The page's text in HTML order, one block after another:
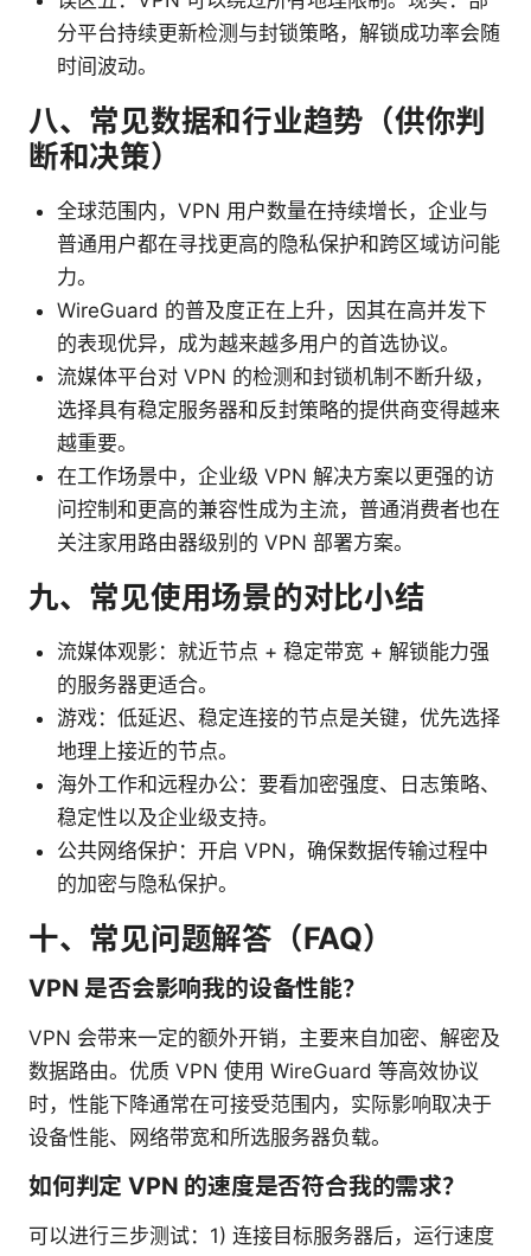
分平台持续更新检测与封锁策略，解锁成功率会随
时间波动。
八、常见数据和行业趋势（供你判
断和决策）
全球范围内，VPN 用户数量在持续增长，企业与
普通用户都在寻找更高的隐私保护和跨区域访问能
力。
WireGuard 的普及度正在上升，因其在高并发下
的表现优异，成为越来越多用户的首选协议。
流媒体平台对 VPN 的检测和封锁机制不断升级，
选择具有稳定服务器和反封策略的提供商变得越来
越重要。
在工作场景中，企业级 VPN 解决方案以更强的访
问控制和更高的兼容性成为主流，普通消费者也在
关注家用路由器级别的 VPN 部署方案。
九、常见使用场景的对比小结
流媒体观影：就近节点 + 稳定带宽 + 解锁能力强
的服务器更适合。
游戏：低延迟、稳定连接的节点是关键，优先选择
地理上接近的节点。
海外工作和远程办公：要看加密强度、日志策略、
稳定性以及企业级支持。
公共网络保护：开启 VPN，确保数据传输过程中
的加密与隐私保护。
十、常见问题解答（FAQ）
VPN 是否会影响我的设备性能？
VPN 会带来一定的额外开销，主要来自加密、解密及
数据路由。优质 VPN 使用 WireGuard 等高效协议
时，性能下降通常在可接受范围内，实际影响取决于
设备性能、网络带宽和所选服务器负载。
如何判定 VPN 的速度是否符合我的需求？
可以进行三步测试：1) 连接目标服务器后，运行速度